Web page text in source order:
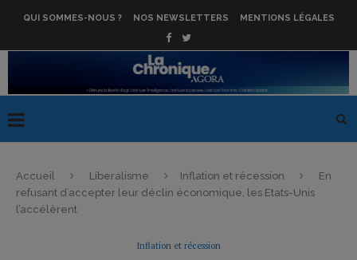
QUI SOMMES-NOUS ? NOS NEWSLETTERS MENTIONS LÉGALES
Accueil Liberalisme Inflation et récession
En
refusant d’accepter leur déclin économique, les Etats-Unis
l’accélèrent
Inflation et récession